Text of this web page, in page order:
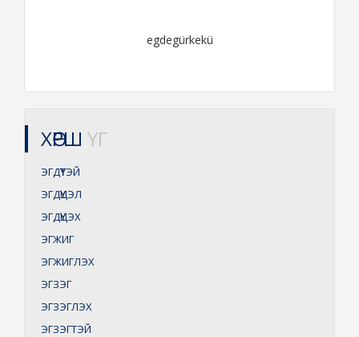
egdegürkekü
ХӨРШ ҮГ
ЭГДҮҮТЭЙ
ЭГДҮҮЦЭЛ
ЭГДҮҮЦЭХ
ЭГЖИГ
ЭГЖИГЛЭХ
ЭГЗЭГ
ЭГЗЭГЛЭХ
ЭГЗЭГТЭЙ